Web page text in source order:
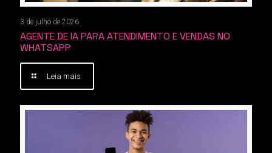
3 de julho de 2026
AGENTE DE IA PARA ATENDIMENTO E VENDAS NO
WHATSAPP
Leia mais